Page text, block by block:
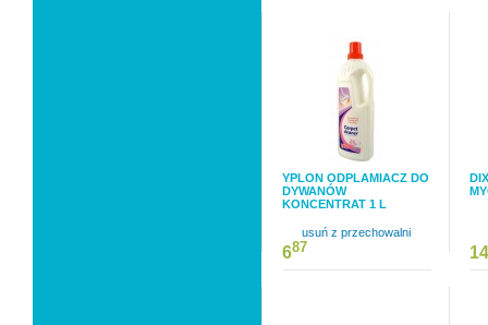
YPLON ODPLAMIACZ DO
DYWANÓW
KONCENTRAT 1 L
usuń z przechowalni
687 14